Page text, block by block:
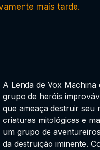
mais tarde.
A Lenda de Vox
grupo de heróis
que ameaça destruir seu
criaturas mitológicas e
um grupo de
da destruição iminente.